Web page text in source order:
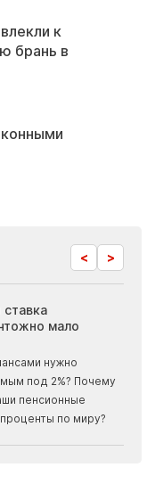
к
брань в
< >
мало
нужно
под 2%? Почему
пенсионные
по миру?